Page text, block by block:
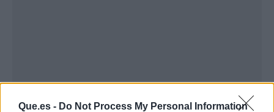
Que.es - Do Not Process My Personal Information